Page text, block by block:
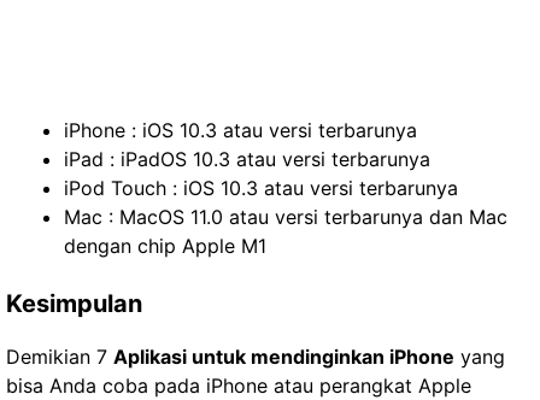
iPhone : iOS 10.3 atau versi terbarunya
iPad : iPadOS 10.3 atau versi terbarunya
iPod Touch : iOS 10.3 atau versi terbarunya
Mac : MacOS 11.0 atau versi terbarunya dan Mac
dengan chip Apple M1
Kesimpulan
Demikian 7 Aplikasi untuk mendinginkan iPhone yang
bisa Anda coba pada iPhone atau perangkat Apple